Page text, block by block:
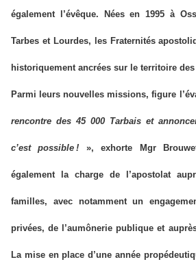
également l’évêque. Nées en 1995 à
Tarbes et Lourdes, les Fraternités
historiquement ancrées sur le territoire des
Parmi leurs nouvelles missions, figure
rencontre des 45 000 Tarbais et
c’est possible ! », exhorte Mgr
également la charge de l’apostolat
familles, avec notamment un
privées, de l’aumônerie publique et
La mise en place d’une année